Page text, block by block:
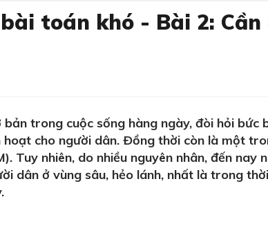
toán khó - Bài 2:
bản trong cuộc sống hàng ngày, đòi hỏi bức
hoạt cho người dân. Ðồng thời còn là một
Tuy nhiên, do nhiều nguyên nhân, đến nay
dân ở vùng sâu, hẻo lánh, nhất là trong